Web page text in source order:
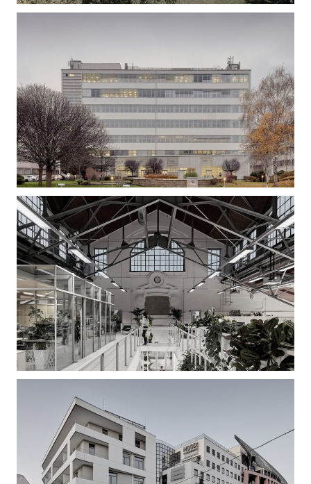
Gizella Loft – Irodaépület felújítás